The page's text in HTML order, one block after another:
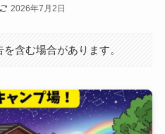
2026年7月2日
含む場合があります。